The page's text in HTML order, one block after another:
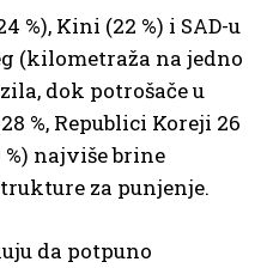
%), Kini (22 %) i SAD-u
(kilometraža na jedno
dok potrošače u
%, Republici Koreji 26
%) najviše brine
za punjenje.
da potpuno